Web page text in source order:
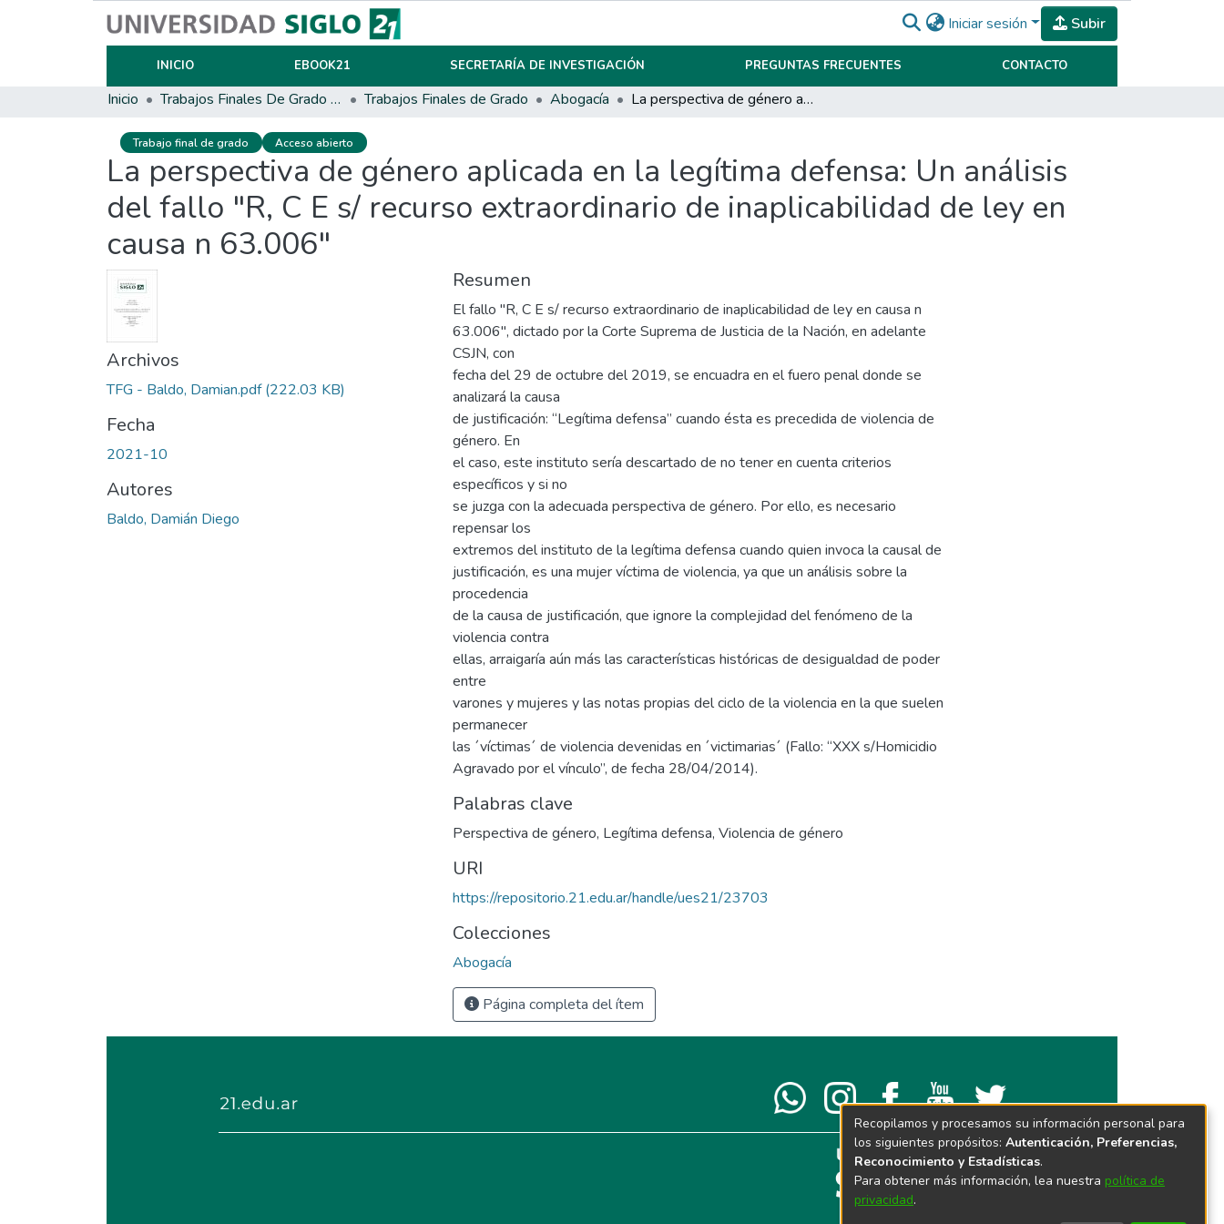
Iniciar sesión Subir
INICIO EBOOK21 SECRETARÍA DE INVESTIGACIÓN PREGUNTAS FRECUENTES CONTACTO
Inicio Trabajos Finales De Grado Y Posgrado Trabajos Finales de Grado Abogacía La perspectiva de género aplicada en la legítima defensa: Un análisis del fallo "R, C E s/ recurso extraordinario de inaplicabilidad de ley en causa n 63.006"
Trabajo final de grado Acceso abierto
La perspectiva de género aplicada en la legítima defensa: Un análisis
del fallo "R, C E s/ recurso extraordinario de inaplicabilidad de ley en
causa n 63.006"
Archivos
TFG - Baldo, Damian.pdf(222.03 KB)
Fecha
2021-10
Autores
Baldo, Damián Diego
Resumen
El fallo "R, C E s/ recurso extraordinario de inaplicabilidad de ley en causa n
63.006", dictado por la Corte Suprema de Justicia de la Nación, en adelante
CSJN, con
fecha del 29 de octubre del 2019, se encuadra en el fuero penal donde se
analizará la causa
de justificación: “Legítima defensa” cuando ésta es precedida de violencia de
género. En
el caso, este instituto sería descartado de no tener en cuenta criterios
específicos y si no
se juzga con la adecuada perspectiva de género. Por ello, es necesario
repensar los
extremos del instituto de la legítima defensa cuando quien invoca la causal de
justificación, es una mujer víctima de violencia, ya que un análisis sobre la
procedencia
de la causa de justificación, que ignore la complejidad del fenómeno de la
violencia contra
ellas, arraigaría aún más las características históricas de desigualdad de poder
entre
varones y mujeres y las notas propias del ciclo de la violencia en la que suelen
permanecer
las ´víctimas´ de violencia devenidas en ´victimarias´ (Fallo: “XXX s/Homicidio
Agravado por el vínculo”, de fecha 28/04/2014).
Palabras clave
Perspectiva de género, Legítima defensa, Violencia de género
URI
https://repositorio.21.edu.ar/handle/ues21/23703
Colecciones
Abogacía
Página completa del ítem
Recopilamos y procesamos su información personal para
los siguientes propósitos: Autenticación, Preferencias,
Reconocimiento y Estadísticas.
Para obtener más información, lea nuestra política de
privacidad.